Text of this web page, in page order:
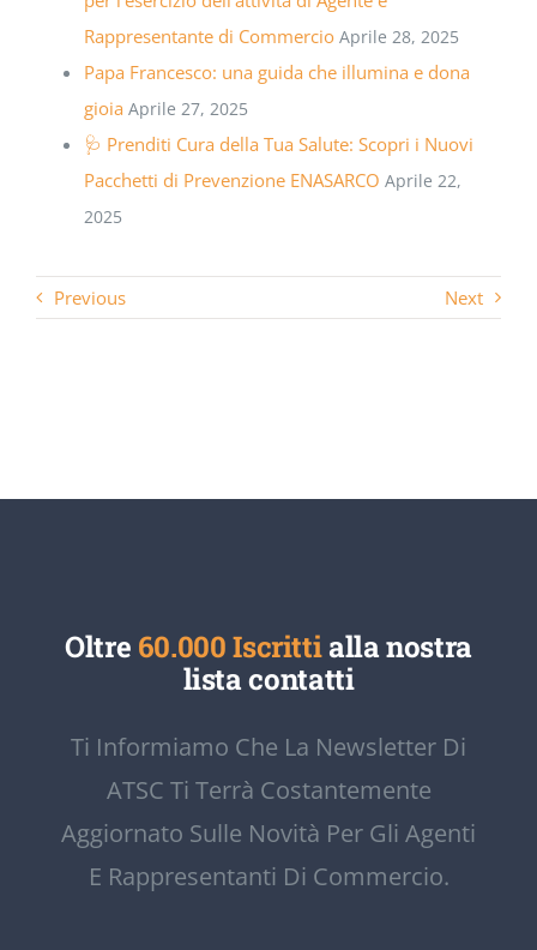
Rappresentante di Commercio Aprile 28, 2025
Papa Francesco: una guida che illumina e dona
gioia Aprile 27, 2025
🩺 Prenditi Cura della Tua Salute: Scopri i Nuovi
Pacchetti di Prevenzione ENASARCO Aprile 22,
2025
Previous Next
Oltre 60.000 Iscrittialla nostra
lista contatti
Ti Informiamo Che La Newsletter Di
ATSC Ti Terrà Costantemente
Aggiornato Sulle Novità Per Gli Agenti
E Rappresentanti Di Commercio.